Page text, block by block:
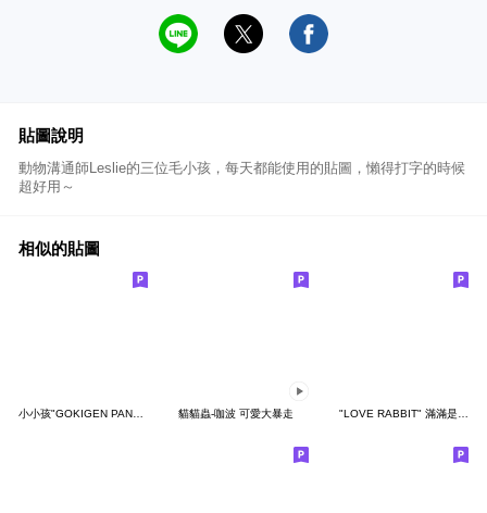
貼圖說明
動物溝通師Leslie的三位毛小孩，每天都能使用的貼圖，懶得打字的時候
超好用～
相似的貼圖
小小孩"GOKIGEN PANDA" 台灣版 貓貓蟲-咖波 可愛大暴走 "LOVE RABBIT" 滿滿是愛 台灣版